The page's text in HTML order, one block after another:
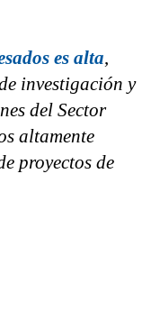
es alta,
investigación y
del Sector
altamente
proyectos de